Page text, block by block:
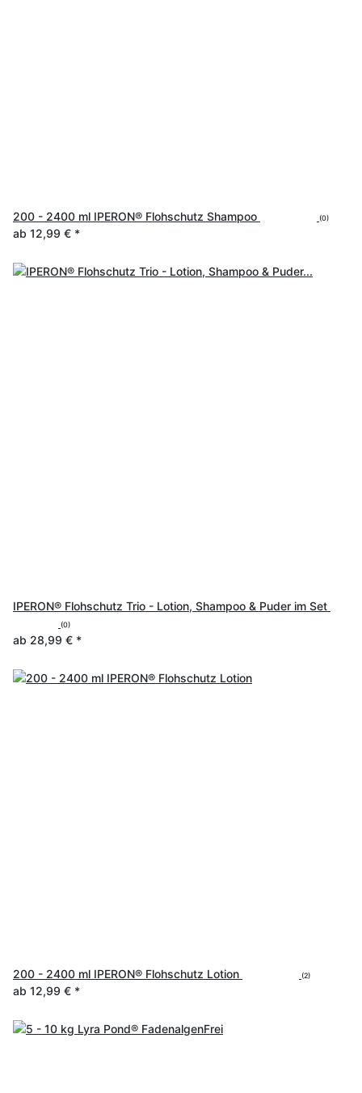
200 - 2400 ml IPERON® Flohschutz Shampoo (0)
ab 12,99 € *
IPERON® Flohschutz Trio - Lotion, Shampoo & Puder im Set
(0)
ab 28,99 € *
200 - 2400 ml IPERON® Flohschutz Lotion (2)
ab 12,99 € *